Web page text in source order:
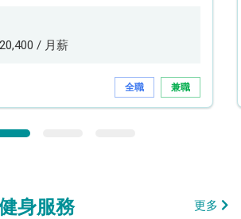
/ 月薪
全職 兼職
身服務 更多